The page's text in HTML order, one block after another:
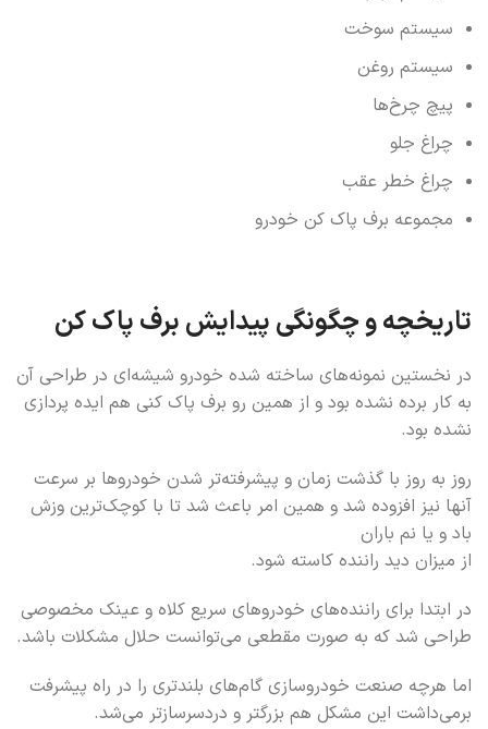
سیستم سوخت
سیستم روغن
پیچ چرخ‌ها
چراغ جلو
چراغ خطر عقب
مجموعه برف پاک کن خودرو
تاریخچه و چگونگی پیدایش برف پاک کن
در نخستین نمونه‌های ساخته شده خودرو شیشه‌ای در طراحی آن
به کار برده نشده بود و از همین رو برف پاک کنی هم ایده پردازی
نشده بود.
روز به روز با گذشت زمان و پیشرفته‌تر شدن خودروها بر سرعت
آنها نیز افزوده شد و همین امر باعث شد تا با کوچک‌ترین وزش
باد و یا نم باران
از میزان دید راننده کاسته شود.
در ابتدا برای راننده‌های خودروهای سریع کلاه و عینک مخصوصی
طراحی شد که به صورت مقطعی می‌توانست حلال مشکلات باشد.
اما هرچه صنعت خودروسازی گام‌های بلندتری را در راه پیشرفت
برمی‌داشت این مشکل هم بزرگتر و دردسرسازتر می‌شد.